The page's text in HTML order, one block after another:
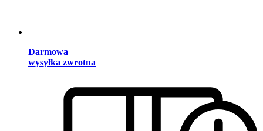
Darmowa
wysyłka zwrotna